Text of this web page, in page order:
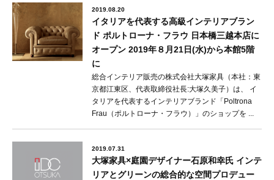
2019.08.20
イタリアを代表する高級インテリアブラン
ド ポルトローナ・フラウ 日本橋三越本店に
オープン 2019年８月21日(水)から本館5階
に
総合インテリア販売の株式会社大塚家具（本社：東
京都江東区、代表取締役社長:大塚久美子）は、 イ
タリアを代表するインテリアブランド「Poltrona
Frau（ポルトローナ・フラウ）」のショップを ...
2019.07.31
大塚家具×庭園デザイナー石原和幸氏 インテ
リアとグリーンの総合的な空間プロデュー